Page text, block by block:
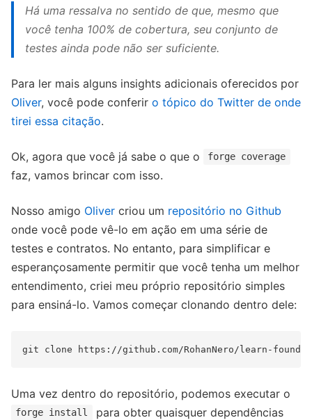
Há uma ressalva no sentido de que, mesmo que
você tenha 100% de cobertura, seu conjunto de
testes ainda pode não ser suficiente.
Para ler mais alguns insights adicionais oferecidos por
Oliver, você pode conferir o tópico do Twitter de onde
tirei essa citação.
Ok, agora que você já sabe o que o forge coverage
faz, vamos brincar com isso.
Nosso amigo Oliver criou um repositório no Github
onde você pode vê-lo em ação em uma série de
testes e contratos. No entanto, para simplificar e
esperançosamente permitir que você tenha um melhor
entendimento, criei meu próprio repositório simples
para ensiná-lo. Vamos começar clonando dentro dele:
Uma vez dentro do repositório, podemos executar o
forge install
para obter quaisquer dependências